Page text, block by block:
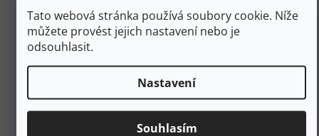
Tato webová stránka používá soubory cookie. Níže
můžete provést jejich nastavení nebo je
odsouhlasit.
Nastavení
Souhlasím
1 699 Kč
–16 %